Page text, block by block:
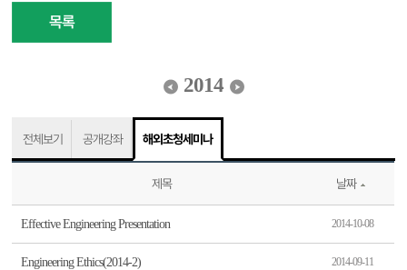
목록
2014
전체보기 공개강좌 해외초청세미나
제목 날짜
Effective Engineering Presentation 2014-10-08
Engineering Ethics(2014-2) 2014-09-11